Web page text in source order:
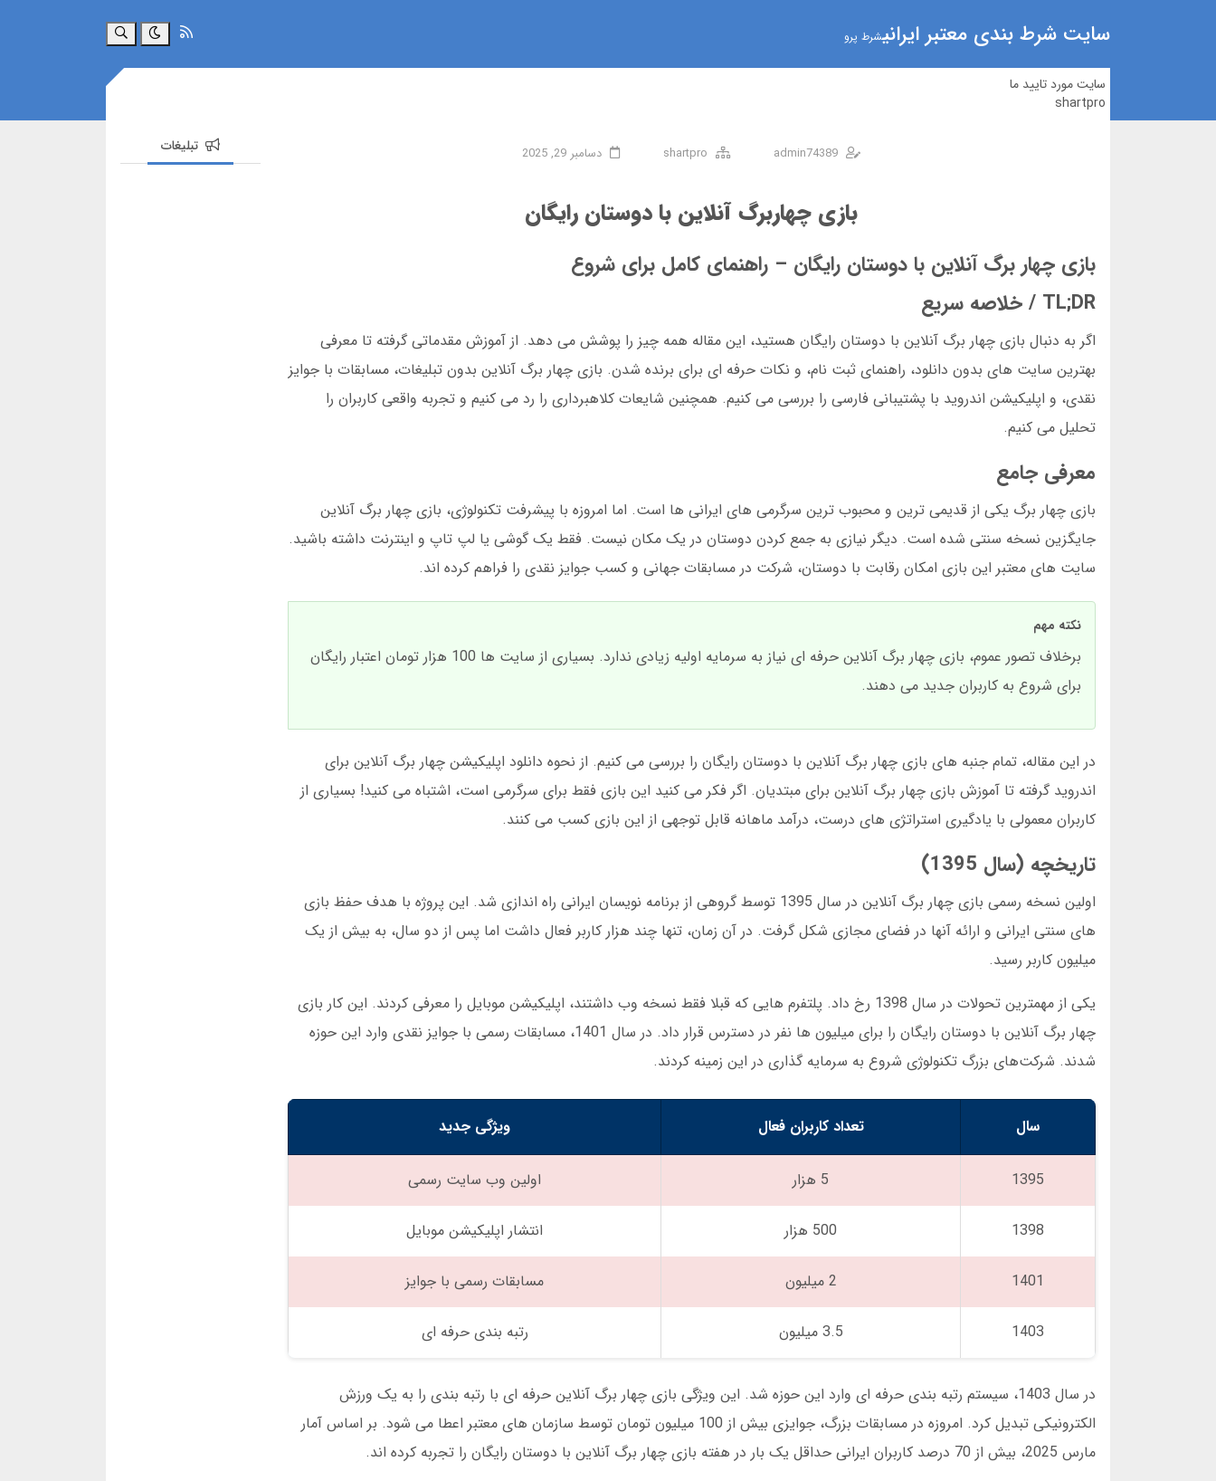
سایت شرط بندی معتبر ایرانیشرط پرو جستجو
سایت مورد تایید ما
shartpro
admin74389
shartpro دسامبر 29, 2025
بازی چهاربرگ آنلاین با دوستان رایگان
بازی چهار برگ آنلاین با دوستان رایگان – راهنمای کامل برای شروع
TL;DR / خلاصه سریع
اگر به دنبال بازی چهار برگ آنلاین با دوستان رایگان هستید، این مقاله همه چیز را پوشش می دهد. از آموزش مقدماتی گرفته تا معرفی
بهترین سایت های بدون دانلود، راهنمای ثبت نام، و نکات حرفه ای برای برنده شدن. بازی چهار برگ آنلاین بدون تبلیغات، مسابقات با جوایز
نقدی، و اپلیکیشن اندروید با پشتیبانی فارسی را بررسی می کنیم. همچنین شایعات کلاهبرداری را رد می کنیم و تجربه واقعی کاربران را
تحلیل می کنیم.
معرفی جامع
بازی چهار برگ یکی از قدیمی ترین و محبوب ترین سرگرمی های ایرانی ها است. اما امروزه با پیشرفت تکنولوژی، بازی چهار برگ آنلاین
جایگزین نسخه سنتی شده است. دیگر نیازی به جمع کردن دوستان در یک مکان نیست. فقط یک گوشی یا لپ تاپ و اینترنت داشته باشید.
سایت های معتبر این بازی امکان رقابت با دوستان، شرکت در مسابقات جهانی و کسب جوایز نقدی را فراهم کرده اند.
نکته مهم
برخلاف تصور عموم، بازی چهار برگ آنلاین حرفه ای نیاز به سرمایه اولیه زیادی ندارد. بسیاری از سایت ها 100 هزار تومان اعتبار رایگان
برای شروع به کاربران جدید می دهند.
در این مقاله، تمام جنبه های بازی چهار برگ آنلاین با دوستان رایگان را بررسی می کنیم. از نحوه دانلود اپلیکیشن چهار برگ آنلاین برای
اندروید گرفته تا آموزش بازی چهار برگ آنلاین برای مبتدیان. اگر فکر می کنید این بازی فقط برای سرگرمی است، اشتباه می کنید! بسیاری از
کاربران معمولی با یادگیری استراتژی های درست، درآمد ماهانه قابل توجهی از این بازی کسب می کنند.
تاریخچه (سال 1395)
اولین نسخه رسمی بازی چهار برگ آنلاین در سال 1395 توسط گروهی از برنامه نویسان ایرانی راه اندازی شد. این پروژه با هدف حفظ بازی
های سنتی ایرانی و ارائه آنها در فضای مجازی شکل گرفت. در آن زمان، تنها چند هزار کاربر فعال داشت اما پس از دو سال، به بیش از یک
میلیون کاربر رسید.
یکی از مهمترین تحولات در سال 1398 رخ داد. پلتفرم هایی که قبلا فقط نسخه وب داشتند، اپلیکیشن موبایل را معرفی کردند. این کار بازی
چهار برگ آنلاین با دوستان رایگان را برای میلیون ها نفر در دسترس قرار داد. در سال 1401، مسابقات رسمی با جوایز نقدی وارد این حوزه
شدند. شرکت‌های بزرگ تکنولوژی شروع به سرمایه گذاری در این زمینه کردند.
سال تعداد کاربران فعال ویژگی جدید
1395 5 هزار اولین وب سایت رسمی
1398 500 هزار انتشار اپلیکیشن موبایل
1401 2 میلیون مسابقات رسمی با جوایز
1403 3.5 میلیون رتبه بندی حرفه ای
در سال 1403، سیستم رتبه بندی حرفه ای وارد این حوزه شد. این ویژگی بازی چهار برگ آنلاین حرفه ای با رتبه بندی را به یک ورزش
الکترونیکی تبدیل کرد. امروزه در مسابقات بزرگ، جوایزی بیش از 100 میلیون تومان توسط سازمان های معتبر اعطا می شود. بر اساس آمار
مارس 2025، بیش از 70 درصد کاربران ایرانی حداقل یک بار در هفته بازی چهار برگ آنلاین با دوستان رایگان را تجربه کرده اند.
تبلیغات